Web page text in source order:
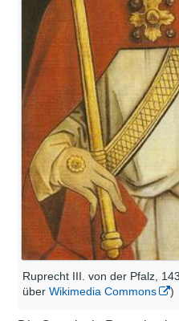
Ruprecht III. von der Pfalz,
über Wikimedia Commons )